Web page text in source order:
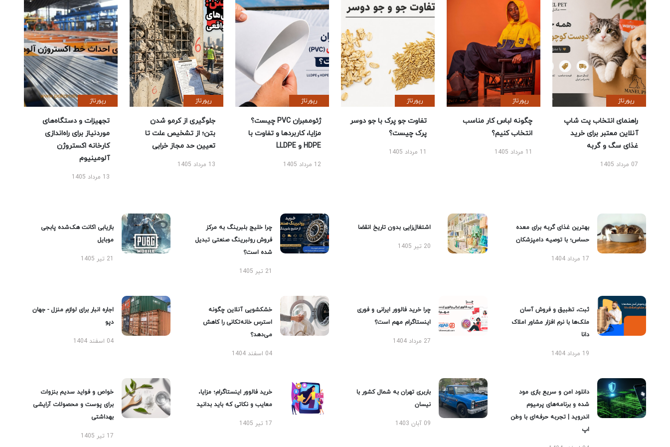
رپورتاژ
راهنمای انتخاب پت شاپ
آنلاین معتبر برای خرید
غذای سگ و گربه
07 مرداد 1405
رپورتاژ
چگونه لباس کار مناسب
انتخاب کنیم؟
11 مرداد 1405
رپورتاژ
تفاوت جو پرک با جو دوسر
پرک چیست؟
11 مرداد 1405
رپورتاژ
ژئوممبران PVC چیست؟
مزایا، کاربردها و تفاوت با
HDPE و LLDPE
12 مرداد 1405
رپورتاژ
جلوگیری از کرمو شدن
بتن؛ از تشخیص علت تا
تعیین حد مجاز خرابی
13 مرداد 1405
رپورتاژ
تجهیزات و دستگاه‌های
موردنیاز برای راه‌اندازی
کارخانه اکستروژن
آلومینیوم
13 مرداد 1405
بهترین غذای گربه برای معده
حساس؛ با توصیه دامپزشکان
17 مرداد 1404
اشتغال‌زایی بدون تاریخ انقضا
20 تیر 1405
چرا خلیج بلبرینگ به مرکز
فروش رولبرینگ صنعتی تبدیل
شده است؟
21 تیر 1405
بازیابی اکانت هک‌شده پابجی
موبایل
21 تیر 1405
ثبت، تطبیق و فروش آسان
ملک‌ها با نرم افزار مشاور املاک
دانا
19 مرداد 1404
چرا خرید فالوور ایرانی و فوری
اینستاگرام مهم است؟
27 مرداد 1404
خشکشویی آنلاین چگونه
استرس خانه‌تکانی را کاهش
می‌دهد؟
04 اسفند 1404
اجاره انبار برای لوازم منزل - جهان
دپو
04 اسفند 1404
دانلود امن و سریع بازی مود
شده و برنامه‌های پرمیوم
اندروید | تجربه حرفه‌ای با وطن
اپ
باربری تهران به شمال کشور با
نیسان
09 آبان 1403
خرید فالوور اینستاگرام؛ مزایا،
معایب و نکاتی که باید بدانید
17 تیر 1405
خواص و فواید سدیم بنزوات
برای پوست و محصولات آرایشی
بهداشتی
17 تیر 1405